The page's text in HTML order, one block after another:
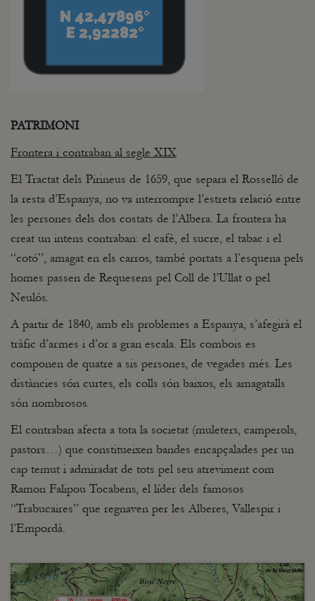
PATRIMONI
Frontera i contraban al segle XIX
El Tractat dels Pirineus de 1659, que separa el Rosselló de
la resta d’Espanya, no va interrompre l’estreta relació entre
les persones dels dos costats de l’Albera. La frontera ha
creat un intens contraban: el cafè, el sucre, el tabac i el
“cotó”, amagat en els carros, també portats a l’esquena pels
homes passen de Requesens pel Coll de l’Ullat o pel
Neulós.
A partir de 1840, amb els problemes a Espanya, s’afegirà el
tràfic d’armes i d’or a gran escala. Els combois es
componen de quatre a sis persones, de vegades més. Les
distàncies són curtes, els colls són baixos, els amagatalls
són nombrosos.
El contraban afecta a tota la societat (muleters, camperols,
pastors…) que constitueixen bandes encapçalades per un
cap temut i admiradat de tots pel seu atreviment com
Ramon Falipou Tocabens, el líder dels famosos
“Trabucaires” que regnaven per les Alberes, Vallespir i
l’Empordà.